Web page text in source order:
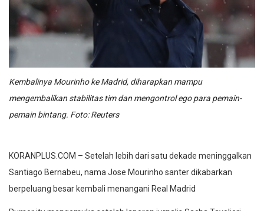
Kembalinya Mourinho ke Madrid, diharapkan mampu
mengembalikan stabilitas tim dan mengontrol ego para pemain-
pemain bintang. Foto: Reuters
KORANPLUS.COM – Setelah lebih dari satu dekade meninggalkan
Santiago Bernabeu, nama Jose Mourinho santer dikabarkan
berpeluang besar kembali menangani Real Madrid